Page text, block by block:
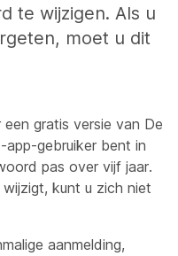
te wijzigen. Als u
moet u dit
gratis versie van De
gebruiker bent in
pas over vijf jaar.
kunt u zich niet
aanmelding,